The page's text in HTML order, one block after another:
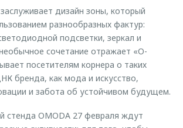
дизайн зоны, который
разнообразных фактур:
подсветки, зеркал и
сочетание отражает «О-
посетителям корнера о таких
бренда, как мода и искусство,
и забота об устойчивом будущем.
стенда OMODA 27 февраля ждут